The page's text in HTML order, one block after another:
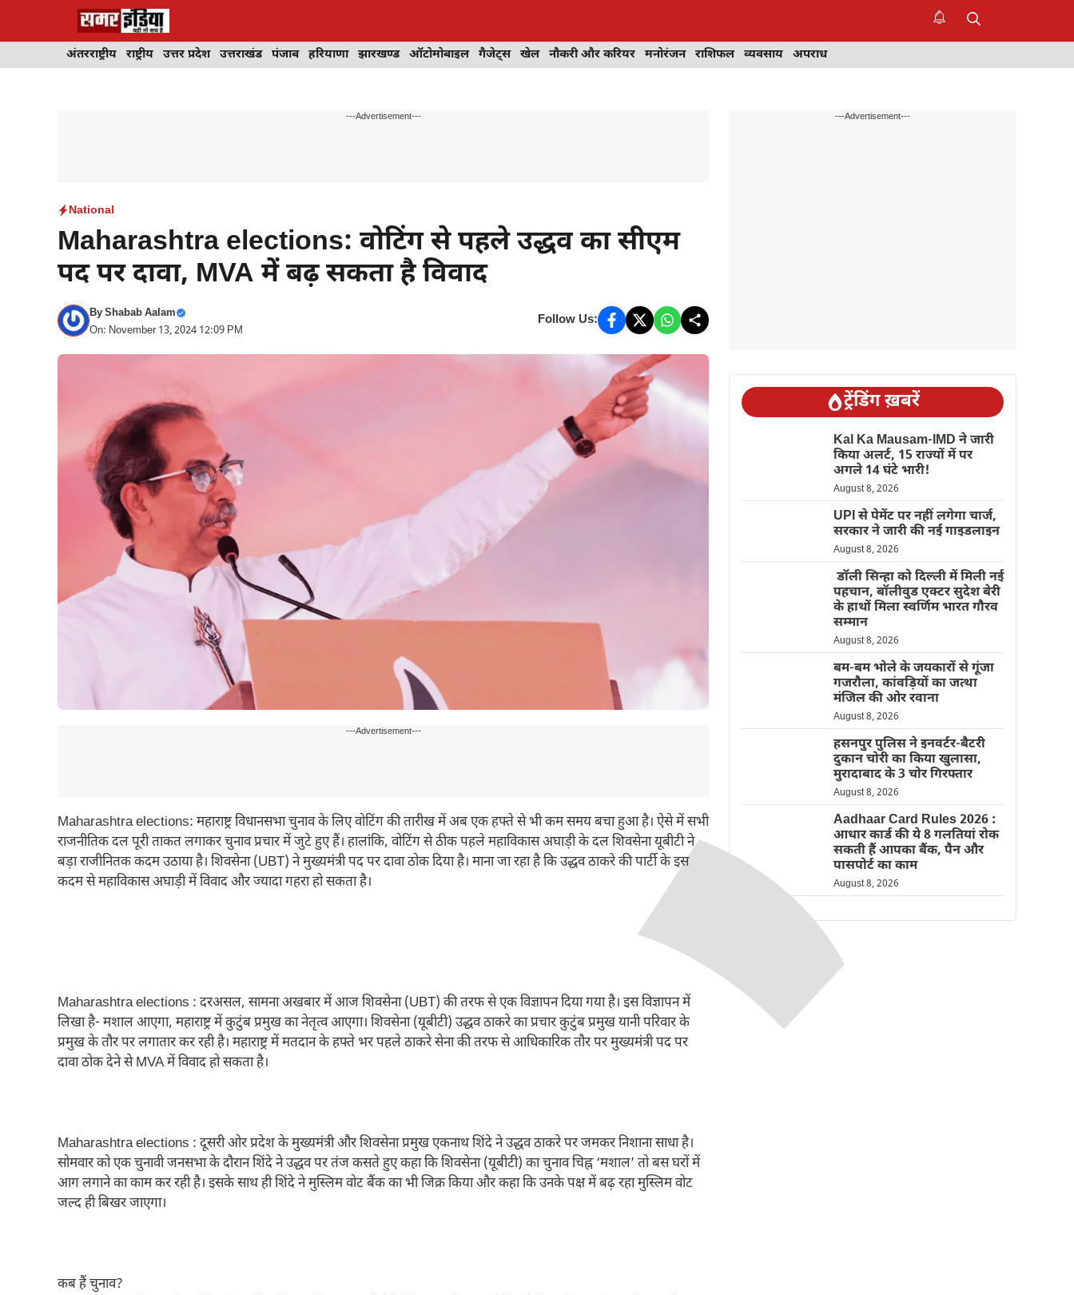
अंतरराष्ट्रीय राष्ट्रीय उत्तर प्रदेश उत्तराखंड पंजाब हरियाणा झारखण्ड ऑटोमोबाइल गैजेट्स खेल नौकरी और करियर मनोरंजन राशिफल व्यवसाय अपराध
---Advertisement---
National
Maharashtra elections: वोटिंग से पहले उद्धव का सीएम
पद पर दावा, MVA में बढ़ सकता है विवाद
ByShabab Aalam
On: November 13, 2024 12:09 PM
Follow Us:
---Advertisement---
Maharashtra elections: महाराष्ट्र विधानसभा चुनाव के लिए वोटिंग की तारीख में अब एक हफ्ते से भी कम समय बचा हुआ है। ऐसे में सभी
राजनीतिक दल पूरी ताकत लगाकर चुनाव प्रचार में जुटे हुए हैं। हालांकि, वोटिंग से ठीक पहले महाविकास अघाड़ी के दल शिवसेना यूबीटी ने
बड़ा राजीनितक कदम उठाया है। शिवसेना (UBT) ने मुख्यमंत्री पद पर दावा ठोक दिया है। माना जा रहा है कि उद्धव ठाकरे की पार्टी के इस
कदम से महाविकास अघाड़ी में विवाद और ज्यादा गहरा हो सकता है।
Maharashtra elections : दरअसल, सामना अखबार में आज शिवसेना (UBT) की तरफ से एक विज्ञापन दिया गया है। इस विज्ञापन में
लिखा है- मशाल आएगा, महाराष्ट्र में कुटुंब प्रमुख का नेतृत्व आएगा। शिवसेना (यूबीटी) उद्धव ठाकरे का प्रचार कुटुंब प्रमुख यानी परिवार के
प्रमुख के तौर पर लगातार कर रही है। महाराष्ट्र में मतदान के हफ्ते भर पहले ठाकरे सेना की तरफ से आधिकारिक तौर पर मुख्यमंत्री पद पर
दावा ठोक देने से MVA में विवाद हो सकता है।
Maharashtra elections : दूसरी ओर प्रदेश के मुख्यमंत्री और शिवसेना प्रमुख एकनाथ शिंदे ने उद्धव ठाकरे पर जमकर निशाना साधा है।
सोमवार को एक चुनावी जनसभा के दौरान शिंदे ने उद्धव पर तंज कसते हुए कहा कि शिवसेना (यूबीटी) का चुनाव चिह्न ‘मशाल’ तो बस घरों में
आग लगाने का काम कर रही है। इसके साथ ही शिंदे ने मुस्लिम वोट बैंक का भी जिक्र किया और कहा कि उनके पक्ष में बढ़ रहा मुस्लिम वोट
जल्द ही बिखर जाएगा।
कब हैं चुनाव?
---Advertisement---
ट्रेंडिंग ख़बरें
Kal Ka Mausam-IMD ने जारी
किया अलर्ट, 15 राज्यों में पर
अगले 14 घंटे भारी!
August 8, 2026
UPI से पेमेंट पर नहीं लगेगा चार्ज,
सरकार ने जारी की नई गाइडलाइन
August 8, 2026
डॉली सिन्हा को दिल्ली में मिली नई
पहचान, बॉलीवुड एक्टर सुदेश बेरी
के हाथों मिला स्वर्णिम भारत गौरव
सम्मान
August 8, 2026
बम-बम भोले के जयकारों से गूंजा
गजरौला, कांवड़ियों का जत्था
मंजिल की ओर रवाना
August 8, 2026
हसनपुर पुलिस ने इनवर्टर-बैटरी
दुकान चोरी का किया खुलासा,
मुरादाबाद के 3 चोर गिरफ्तार
August 8, 2026
Aadhaar Card Rules 2026 :
आधार कार्ड की ये 8 गलतियां रोक
सकती हैं आपका बैंक, पैन और
पासपोर्ट का काम
August 8, 2026